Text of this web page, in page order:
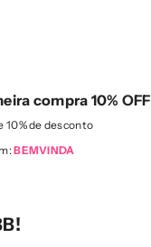
compra 10% OFF
10% de desconto
BEMVINDA